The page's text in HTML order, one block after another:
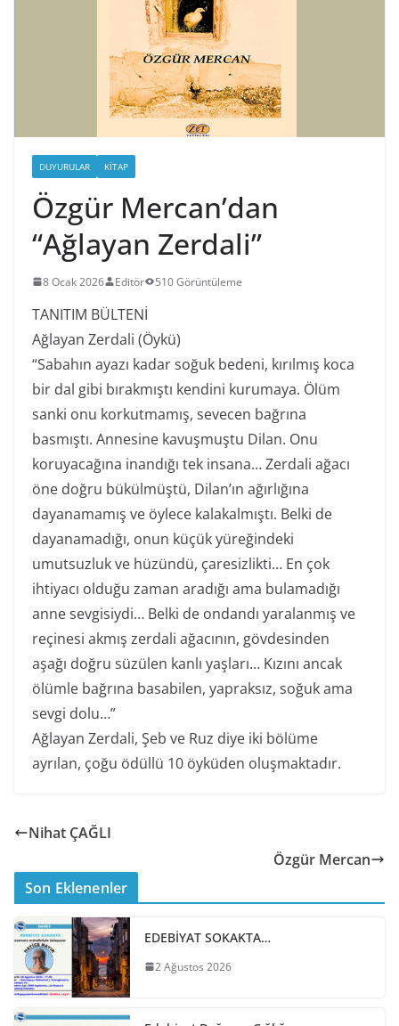
DUYURULAR KITAP
Özgür Mercan’dan
“Ağlayan Zerdali”
8 Ocak 2026 Editör 510 Görüntüleme
TANITIM BÜLTENİ
Ağlayan Zerdali (Öykü)
“Sabahın ayazı kadar soğuk bedeni, kırılmış koca
bir dal gibi bırakmıştı kendini kurumaya. Ölüm
sanki onu korkutmamış, sevecen bağrına
basmıştı. Annesine kavuşmuştu Dilan. Onu
koruyacağına inandığı tek insana… Zerdali ağacı
öne doğru bükülmüştü, Dilan’ın ağırlığına
dayanamamış ve öylece kalakalmıştı. Belki de
dayanamadığı, onun küçük yüreğindeki
umutsuzluk ve hüzündü, çaresizlikti… En çok
ihtiyacı olduğu zaman aradığı ama bulamadığı
anne sevgisiydi… Belki de ondandı yaralanmış ve
reçinesi akmış zerdali ağacının, gövdesinden
aşağı doğru süzülen kanlı yaşları… Kızını ancak
ölümle bağrına basabilen, yapraksız, soğuk ama
sevgi dolu…”
Ağlayan Zerdali, Şeb ve Ruz diye iki bölüme
ayrılan, çoğu ödüllü 10 öyküden oluşmaktadır.
Nihat ÇAĞLI
Özgür Mercan
Son Eklenenler
EDEBİYAT SOKAKTA…
2 Ağustos 2026